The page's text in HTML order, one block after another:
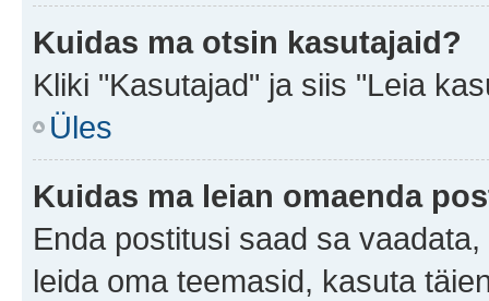
Kuidas ma otsin kasutajaid?
Kliki "Kasutajad" ja siis "Leia
Üles
Kuidas ma leian omaenda
Enda postitusi saad sa
leida oma teemasid, kasuta